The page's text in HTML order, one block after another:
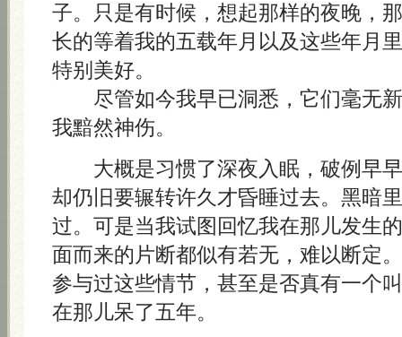
子。只是有时候，想起那样的夜晚，
长的等着我的五载年月以及这些年月
特别美好。
尽管如今我早已洞悉，它们毫无新
我黯然神伤。
大概是习惯了深夜入眠，破例早
却仍旧要辗转许久才昏睡过去。黑暗
过。可是当我试图回忆我在那儿发生
面而来的片断都似有若无，难以断定
参与过这些情节，甚至是否真有一个
在那儿呆了五年。